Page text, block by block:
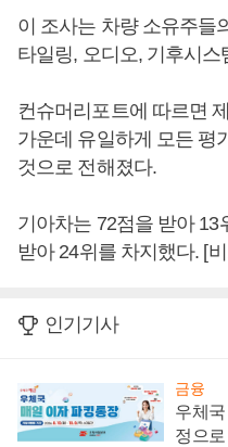
이 조사는 차량 소유주들
타일링, 오디오, 기후시
컨슈머리포트에 따르면
가운데 유일하게 모든 평
것으로 전해졌다.
기아차는 72점을 받아 13
받아 24위를 차지했다. [
인기기사
금융
우체국
정으로